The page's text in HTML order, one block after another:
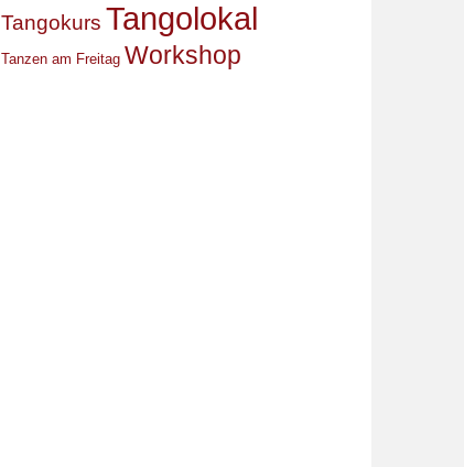
Tangokurs Tangolokal
Tanzen am Freitag Workshop